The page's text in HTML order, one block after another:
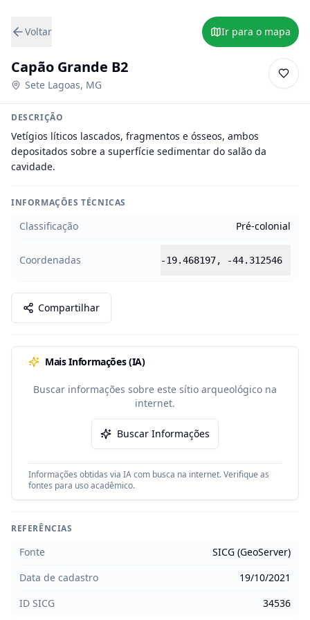
Voltar Ir para o mapa
Capão Grande B2
Sete Lagoas, MG
DESCRIÇÃO
Vetígios líticos lascados, fragmentos e ósseos, ambos
depositados sobre a superfície sedimentar do salão da
cavidade.
INFORMAÇÕES TÉCNICAS
Classificação Pré-colonial
Coordenadas -19.468197, -44.312546
Compartilhar
Mais Informações (IA)
Buscar informações sobre este sítio arqueológico na
internet.
Buscar Informações
Informações obtidas via IA com busca na internet. Verifique as
fontes para uso acadêmico.
REFERÊNCIAS
Fonte
SICG (GeoServer)
Data de cadastro
19/10/2021
ID SICG
34536